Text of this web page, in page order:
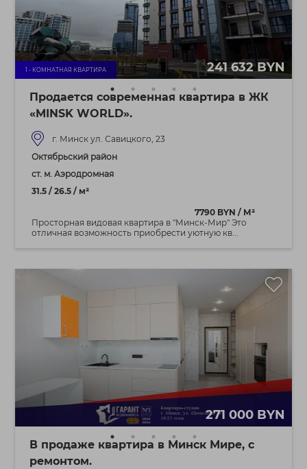
1 - КОМНАТНАЯ КВАРТИРА 241 632 BYN
Продается современная квартира в ЖК
«MINSK WORLD».
г. Минск ул. Савицкого, 23
Октябрьский район
ст. м. Аэродромная
31.5 / 26.5 / м²
7790 BYN / М²
Просторная видовая квартира в "Минск-Мир" Это
отличная возможность приобрести уютную кв...
271 000 BYN
В продаже квартира в Минск Мире, с
ремонтом.